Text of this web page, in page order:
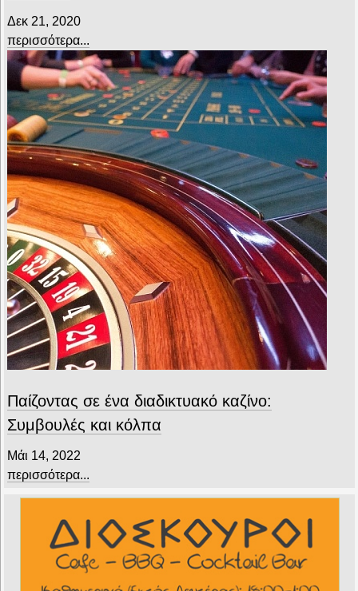
Δεκ 21, 2020
περισσότερα...
Παίζοντας σε ένα διαδικτυακό καζίνο:
Συμβουλές και κόλπα
Μάι 14, 2022
περισσότερα...